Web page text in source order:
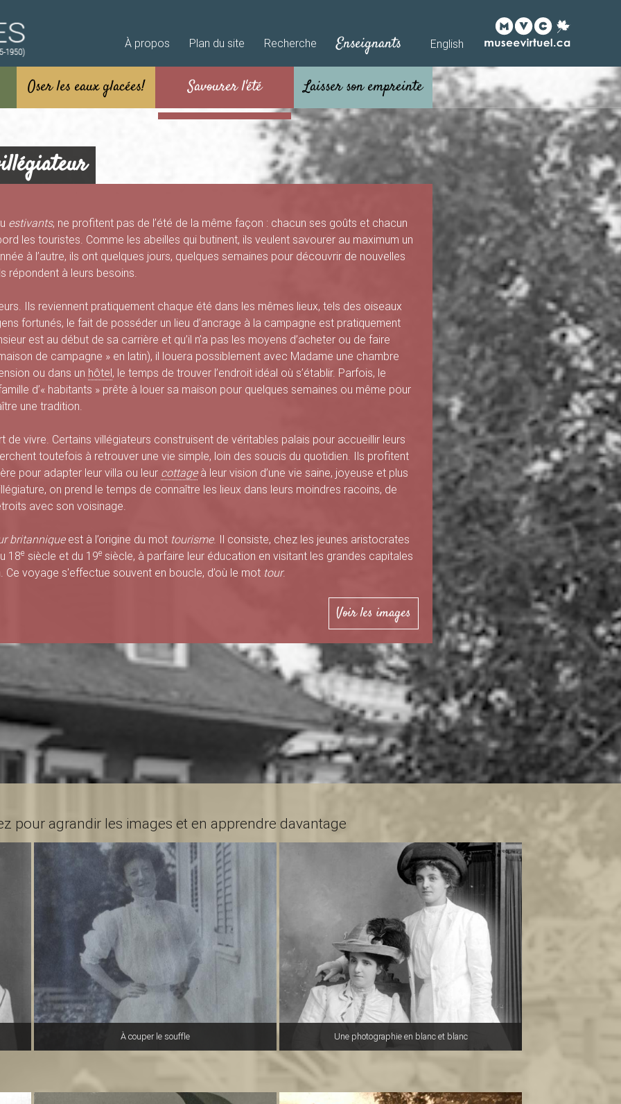
À propos Plan du site Recherche Enseignants English
estivants, ne profitent pas de l’été de la même façon : chacun ses goûts et chacun
les touristes. Comme les abeilles qui butinent, ils veulent savourer au maximum un
à l’autre, ils ont quelques jours, quelques semaines pour découvrir de nouvelles
répondent à leurs besoins.
Ils reviennent pratiquement chaque été dans les mêmes lieux, tels des oiseaux
fortunés, le fait de posséder un lieu d’ancrage à la campagne est pratiquement
est au début de sa carrière et qu’il n’a pas les moyens d’acheter ou de faire
de campagne » en latin), il louera possiblement avec Madame une chambre
ou dans un hôtel, le temps de trouver l’endroit idéal où s’établir. Parfois, le
d’« habitants » prête à louer sa maison pour quelques semaines ou même pour
une tradition.
de vivre. Certains villégiateurs construisent de véritables palais pour accueillir leurs
toutefois à retrouver une vie simple, loin des soucis du quotidien. Ils profitent
pour adapter leur villa ou leur cottageà leur vision d’une vie saine, joyeuse et plus
on prend le temps de connaître les lieux dans leurs moindres racoins, de
avec son voisinage.
britannique est à l’origine du mot tourisme. Il consiste, chez les jeunes aristocrates
18e siècle et du 19e siècle, à parfaire leur éducation en visitant les grandes capitales
Ce voyage s'effectue souvent en boucle, d’où le mot tour.
Voir les images
pour agrandir les images et en apprendre davantage
À couper le souffle Une photographie en blanc et blanc